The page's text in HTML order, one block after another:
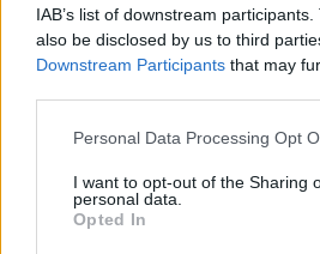
IAB’s list of downstream
also be disclosed by us to third
Downstream Participants that may
Personal Data Processing Opt
I want to opt-out of the Sharing
personal data.
Opted In